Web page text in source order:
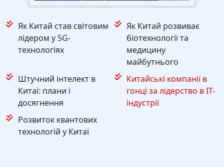
Як Китай став світовим
лідером у 5G-
технологіях
Як Китай розвиває
біотехнології та
медицину
майбутнього
Штучний інтелект в
Китаї: плани і
досягнення
Китайські компанії в
гонці за лідерство в IT-
індустрії
Розвиток квантових
технологій у Китаї